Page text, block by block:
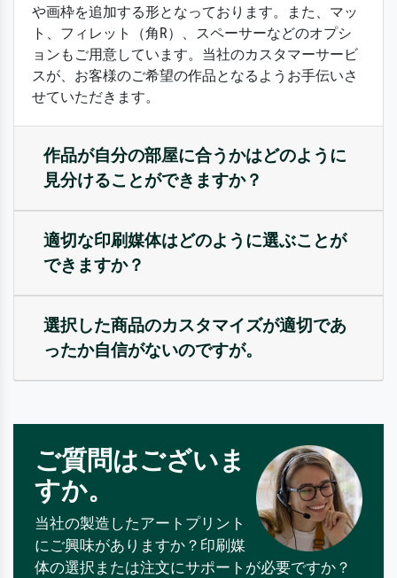
や画枠を追加する形となっております。また、マッ
ト、フィレット（角R）、スペーサーなどのオプシ
ョンもご用意しています。当社のカスタマーサービ
スが、お客様のご希望の作品となるようお手伝いさ
せていただきます。
作品が自分の部屋に合うかはどのように
見分けることができますか？
適切な印刷媒体はどのように選ぶことが
できますか？
選択した商品のカスタマイズが適切であ
ったか自信がないのですが。
ご質問はございま
すか。
当社の製造したアートプリント
にご興味がありますか？印刷媒
体の選択または注文にサポートが必要ですか？